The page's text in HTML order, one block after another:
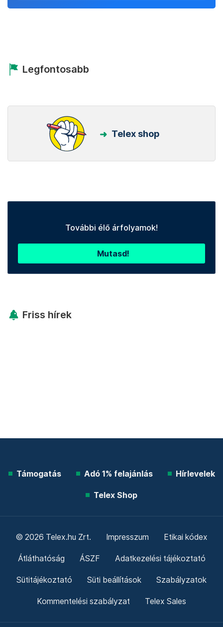
Legfontosabb
Telex shop
További élő árfolyamok!
Mutasd!
Friss hírek
Támogatás Adó 1% felajánlás Hírlevelek
Telex Shop
© 2026 Telex.hu Zrt. Impresszum Etikai kódex
Átláthatóság ÁSZF Adatkezelési tájékoztató
Sütitájékoztató Süti beállítások Szabályzatok
Kommentelési szabályzat Telex Sales